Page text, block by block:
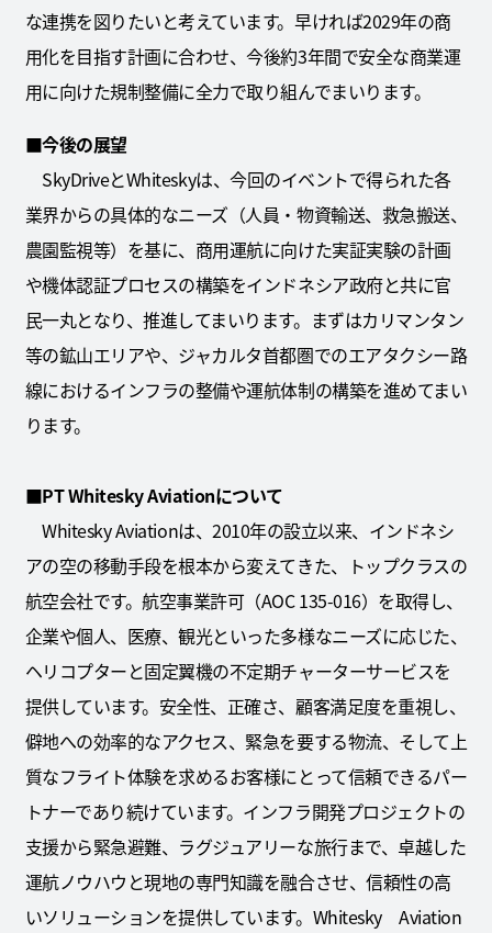
な連携を図りたいと考えています。早ければ2029年の商
用化を目指す計画に合わせ、今後約3年間で安全な商業運
用に向けた規制整備に全力で取り組んでまいります。
■今後の展望
SkyDriveとWhiteskyは、今回のイベントで得られた各
業界からの具体的なニーズ（人員・物資輸送、救急搬送、
農園監視等）を基に、商用運航に向けた実証実験の計画
や機体認証プロセスの構築をインドネシア政府と共に官
民一丸となり、推進してまいります。まずはカリマンタン
等の鉱山エリアや、ジャカルタ首都圏でのエアタクシー路
線におけるインフラの整備や運航体制の構築を進めてまい
ります。
■PT Whitesky Aviationについて
Whitesky Aviationは、2010年の設立以来、インドネシ
アの空の移動手段を根本から変えてきた、トップクラスの
航空会社です。航空事業許可（AOC 135-016）を取得し、
企業や個人、医療、観光といった多様なニーズに応じた、
ヘリコプターと固定翼機の不定期チャーターサービスを
提供しています。安全性、正確さ、顧客満足度を重視し、
僻地への効率的なアクセス、緊急を要する物流、そして上
質なフライト体験を求めるお客様にとって信頼できるパー
トナーであり続けています。インフラ開発プロジェクトの
支援から緊急避難、ラグジュアリーな旅行まで、卓越した
運航ノウハウと現地の専門知識を融合させ、信頼性の高
いソリューションを提供しています。Whitesky Aviation